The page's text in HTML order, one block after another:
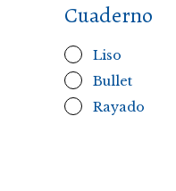
Cuaderno
Liso
Bullet
Rayado